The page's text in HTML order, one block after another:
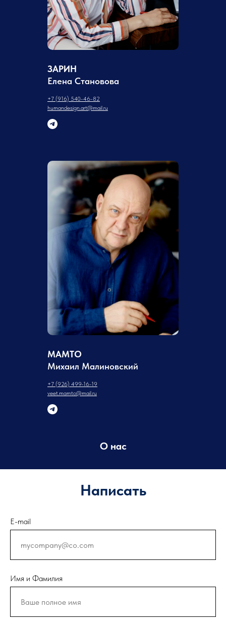
ЗАРИН
Елена Становова​
+7 (916) 540-46-82
humandesign.art@mail.ru
МАМТО
Михаил Малиновский
+7 (926) 499-16-19
veet.mamto@mail.ru
О нас
Написать
E-mail
Имя и Фамилия